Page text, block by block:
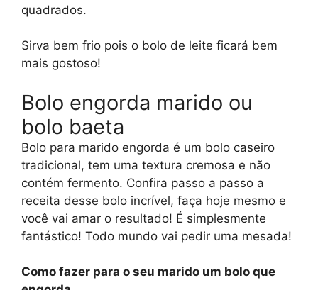
quadrados.
Sirva bem frio pois o bolo de leite ficará bem
mais gostoso!
Bolo engorda marido ou
bolo baeta
Bolo para marido engorda é um bolo caseiro
tradicional, tem uma textura cremosa e não
contém fermento. Confira passo a passo a
receita desse bolo incrível, faça hoje mesmo e
você vai amar o resultado! É simplesmente
fantástico! Todo mundo vai pedir uma mesada!
Como fazer para o seu marido um bolo que